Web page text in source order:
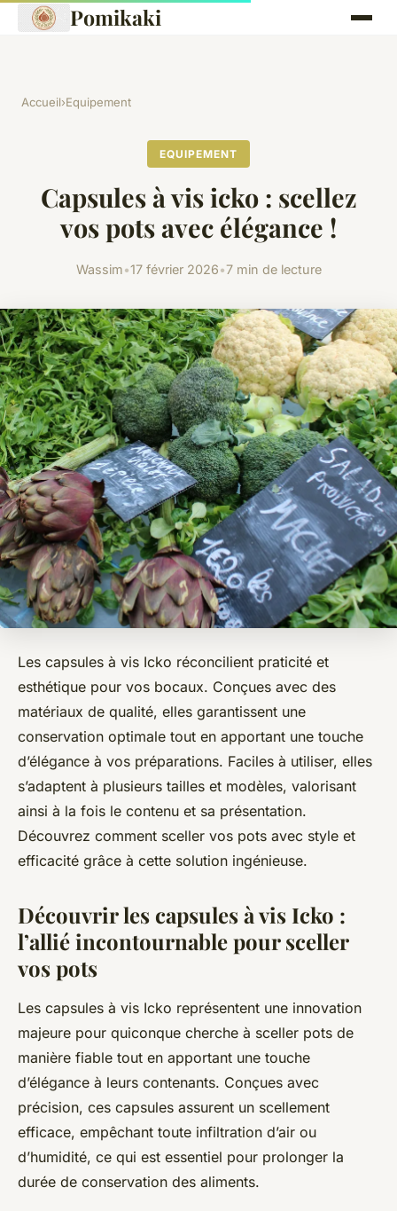
Pomikaki
Accueil›Equipement
EQUIPEMENT
Capsules à vis icko : scellez
vos pots avec élégance !
Wassim•17 février 2026•7 min de lecture
Les capsules à vis Icko réconcilient praticité et
esthétique pour vos bocaux. Conçues avec des
matériaux de qualité, elles garantissent une
conservation optimale tout en apportant une touche
d’élégance à vos préparations. Faciles à utiliser, elles
s’adaptent à plusieurs tailles et modèles, valorisant
ainsi à la fois le contenu et sa présentation.
Découvrez comment sceller vos pots avec style et
efficacité grâce à cette solution ingénieuse.
Découvrir les capsules à vis Icko :
l’allié incontournable pour sceller
vos pots
Les capsules à vis Icko représentent une innovation
majeure pour quiconque cherche à sceller pots de
manière fiable tout en apportant une touche
d’élégance à leurs contenants. Conçues avec
précision, ces capsules assurent un scellement
efficace, empêchant toute infiltration d’air ou
d’humidité, ce qui est essentiel pour prolonger la
durée de conservation des aliments.